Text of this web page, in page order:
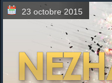
23 octobre 2015